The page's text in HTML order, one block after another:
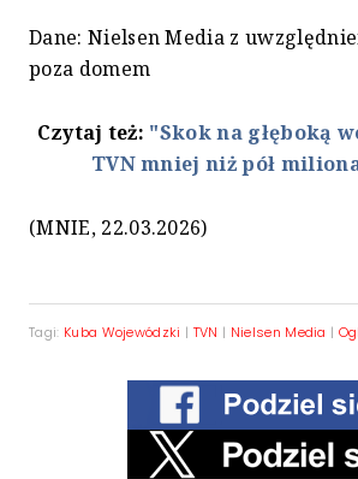
Dane: Nielsen Media z
poza domem
Czytaj też: "Skok na głęboką
TVN mniej niż pół
(MNIE, 22.03.2026)
Tagi: Kuba Wojewódzki | TVN | Nielsen Media |